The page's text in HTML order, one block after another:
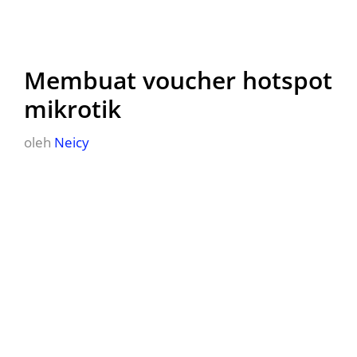
Membuat voucher hotspot
mikrotik
oleh Neicy